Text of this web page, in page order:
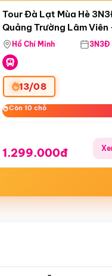
Còn06 ngày 23:34:04
Tour Đà Lạt Mùa Hè
Quảng Trường Lâm
Hill - Puppy Farm
Hồ Chí Minh 3N3Đ
13/08
Còn 10 chỗ
Còn 10 chỗ
1.299.000đ